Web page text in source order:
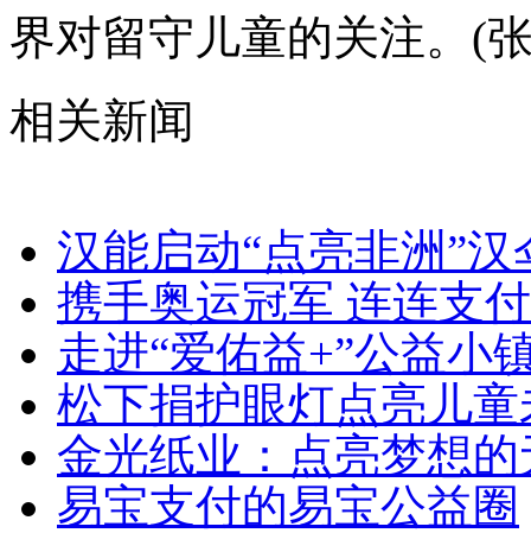
界对留守儿童的关注。(
相关新闻
汉能启动“点亮非洲”
携手奥运冠军 连连支
走进“爱佑益+”公益小
松下捐护眼灯点亮儿童
金光纸业：点亮梦想
易宝支付的易宝公益圈